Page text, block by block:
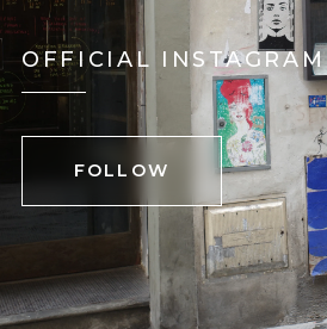
OFFICIAL INSTAGRAM
FOLLOW